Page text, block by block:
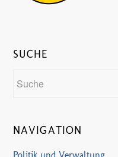
SUCHE
NAVIGATION